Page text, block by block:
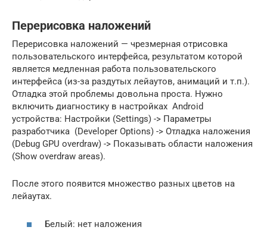
Перерисовка наложений
Перерисовка наложений — чрезмерная отрисовка
пользовательского интерфейса, результатом которой
является медленная работа пользовательского
интерфейса (из-за раздутых лейаутов, анимаций и т.п.).
Отладка этой проблемы довольна проста. Нужно
включить диагностику в настройках Android
устройства: Настройки (Settings) -> Параметры
разработчика (Developer Options) -> Отладка наложения
(Debug GPU overdraw) -> Показывать области наложения
(Show overdraw areas).
После этого появится множество разных цветов на
лейаутах.
Белый: нет наложения